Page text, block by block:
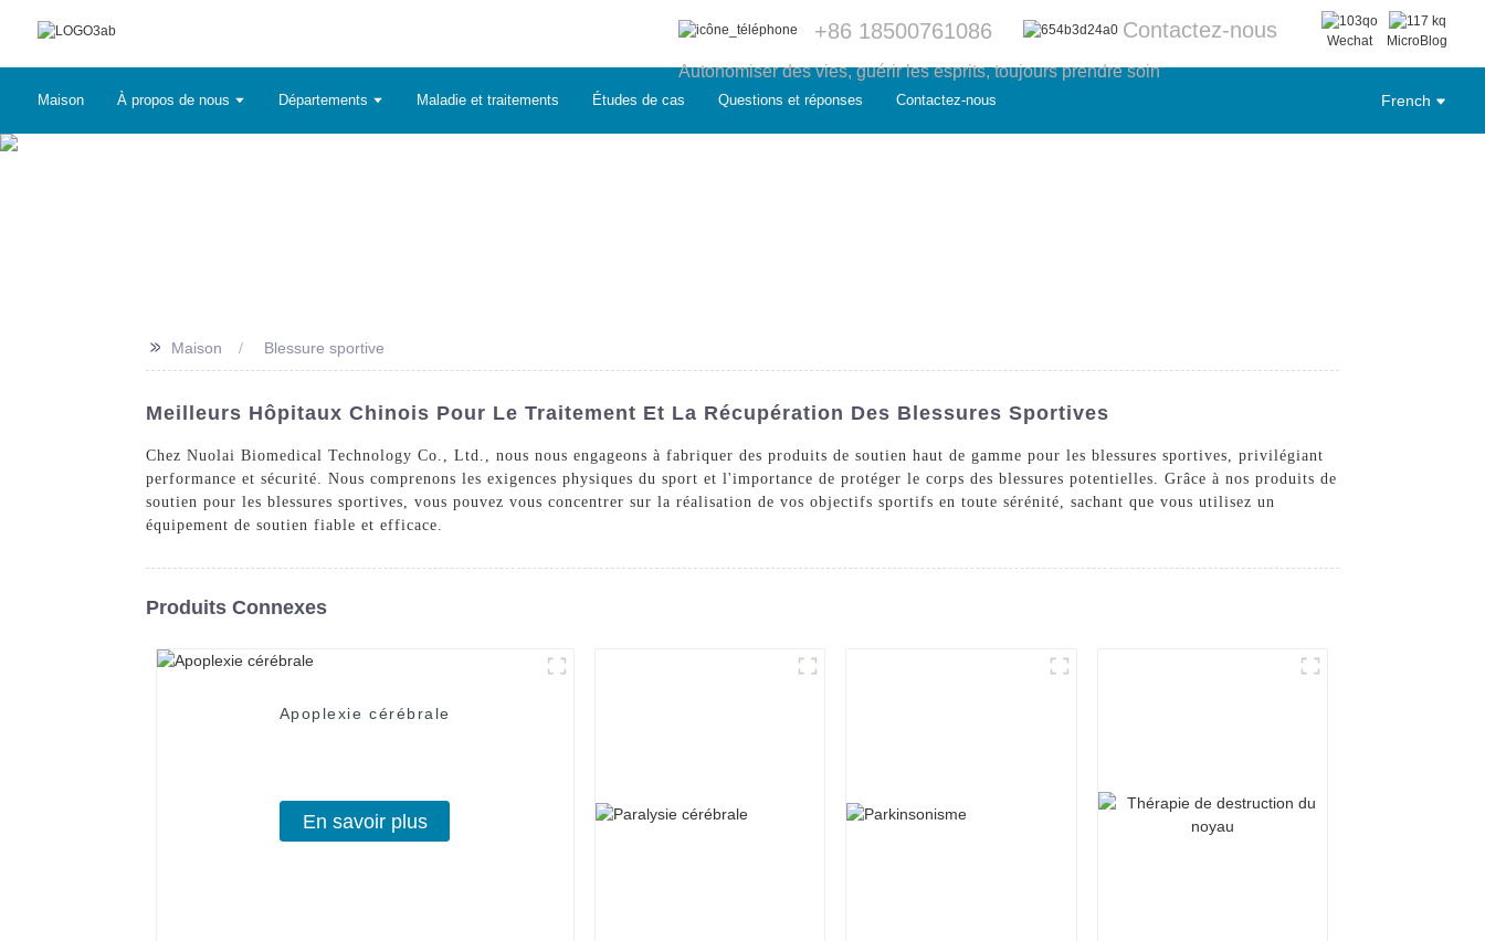
+86 18500761086 Contactez-nous Wechat MicroBlog
Autonomiser des vies, guérir les esprits, toujours prendre soin
Maison À propos de nous Départements Maladie et traitements Études de cas Questions et réponses Contactez-nous French
>> Maison Blessure sportive
Meilleurs Hôpitaux Chinois Pour Le Traitement Et La Récupération Des Blessures Sportives
Chez Nuolai Biomedical Technology Co., Ltd., nous nous engageons à fabriquer des produits de soutien haut de gamme pour les blessures sportives, privilégiant
performance et sécurité. Nous comprenons les exigences physiques du sport et l'importance de protéger le corps des blessures potentielles. Grâce à nos produits de
soutien pour les blessures sportives, vous pouvez vous concentrer sur la réalisation de vos objectifs sportifs en toute sérénité, sachant que vous utilisez un
équipement de soutien fiable et efficace.
Produits Connexes
Apoplexie cérébrale
En savoir plus